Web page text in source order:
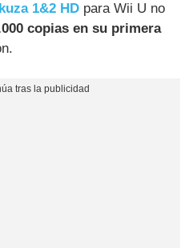
1&2 HD para Wii U no
copias en su primera